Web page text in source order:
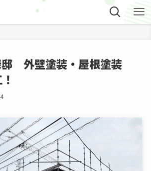
邸 外壁塗装・屋根塗装